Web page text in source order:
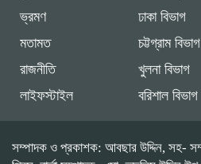
ভ্রমণ
মতামত
রাজনীতি
লাইফস্টাইল
ঢাকা বিভাগ
চট্টগ্রাম বিভাগ
খুলনা বিভাগ
বরিশাল বিভাগ
সম্পাদক ও প্রকাশক: আবছার উদ্দিন, সহ-